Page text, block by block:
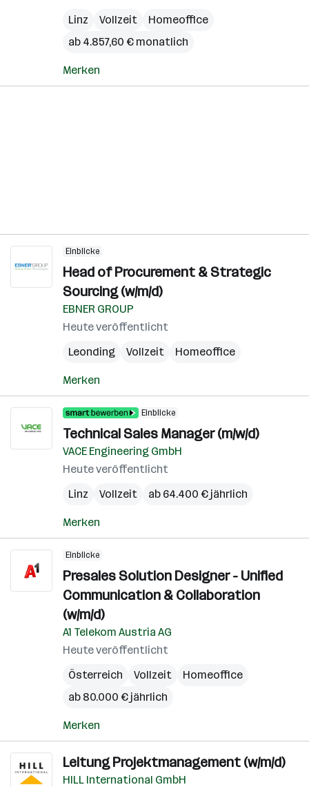
Linz
Vollzeit
Homeoffice
ab 4.857,60 € monatlich
Merken
Einblicke
Head of Procurement & Strategic
Sourcing (w/m/d)
EBNER GROUP
Heute veröffentlicht
Leonding
Vollzeit Homeoffice
Merken
Einblicke
Technical Sales Manager (m/w/d)
VACE Engineering GmbH
Heute veröffentlicht
Linz
Vollzeit ab 64.400 € jährlich
Merken
Einblicke
Presales Solution Designer - Unified
Communication & Collaboration
(w/m/d)
A1 Telekom Austria AG
Heute veröffentlicht
Österreich
Vollzeit
Homeoffice
ab 80.000 € jährlich
Merken
Leitung Projektmanagement (w/m/d)
HILL International GmbH